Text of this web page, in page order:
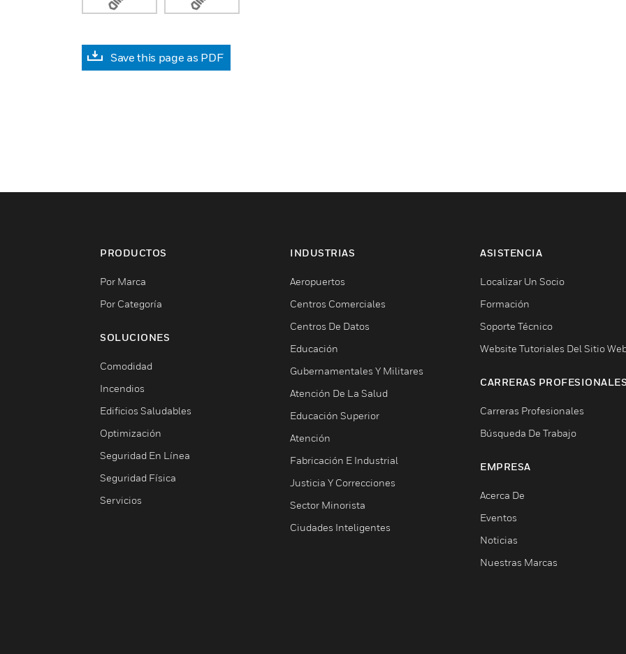
Save this page as PDF
PRODUCTOS
Por Marca
Por Categoría
SOLUCIONES
Comodidad
Incendios
Edificios Saludables
Optimización
Seguridad En Línea
Seguridad Física
Servicios
INDUSTRIAS
Aeropuertos
Centros Comerciales
Centros De Datos
Educación
Gubernamentales Y Militares
Atención De La Salud
Educación Superior
Atención
Fabricación E Industrial
Justicia Y Correcciones
Sector Minorista
Ciudades Inteligentes
ASISTENCIA
Localizar Un Socio
Formación
Soporte Técnico
Website Tutoriales Del Sitio
CARRERAS PROFESIONALES
Carreras Profesionales
Búsqueda De Trabajo
EMPRESA
Acerca De
Eventos
Noticias
Nuestras Marcas